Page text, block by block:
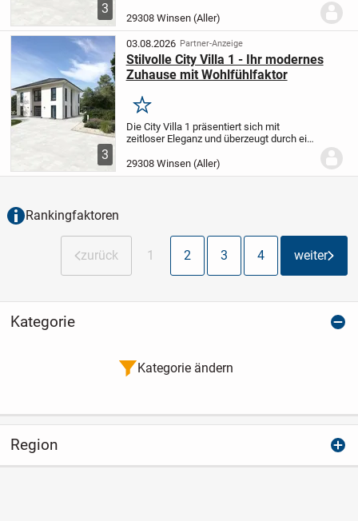
3
lichtdurchflutete Wohn- und Essbereich
bietet Ihnen genügend Raum für
entspannte Stunden im...
29308 Winsen (Aller)
3
03.08.2026 Partner-Anzeige
Stilvolle City Villa 1 - Ihr modernes
Zuhause mit Wohlfühlfaktor
Merken
Die City Villa 1 präsentiert sich mit
zeitloser Eleganz und überzeugt durch ein
Wohnkonzept. Der großzügig gestaltete
Wohn- und Essbereich schafft Platz für...
29308 Winsen (Aller)
Rankingfaktoren
zurück 1 2 3 4 weiter
Kategorie
Kategorie ändern
Region